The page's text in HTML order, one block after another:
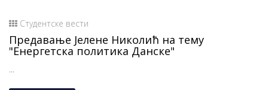
Студентске вести
Предавање Јелене Николић на тему
"Енергетска политика Данске"